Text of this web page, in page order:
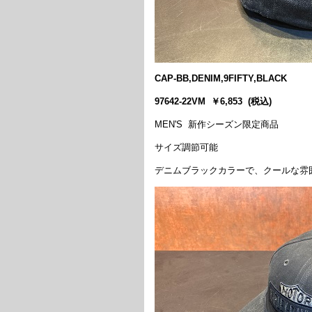
CAP-BB,DENIM,9FIFTY,BLACK
97642-22VM ￥6,853 (税込)
MEN'S 新作シーズン限定商品
サイズ調節可能
デニムブラックカラーで、クールな